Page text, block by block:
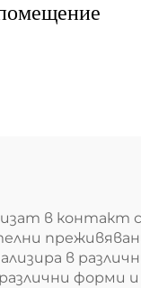
в контакт
в
форми